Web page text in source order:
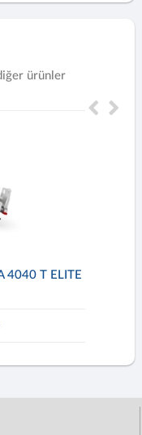
ürünler
4040 T ELITE